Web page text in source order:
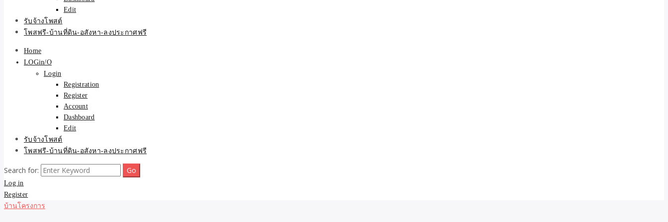
Edit
รับจ้างโพสต์
โพสฟรี-บ้านที่ดิน-อสังหา-ลงประกาศฟรี
Home
LOGin/O
Login
Registration
Register
Account
Dashboard
Edit
รับจ้างโพสต์
โพสฟรี-บ้านที่ดิน-อสังหา-ลงประกาศฟรี
Search for:
Log in
Register
บ้านโครงการ